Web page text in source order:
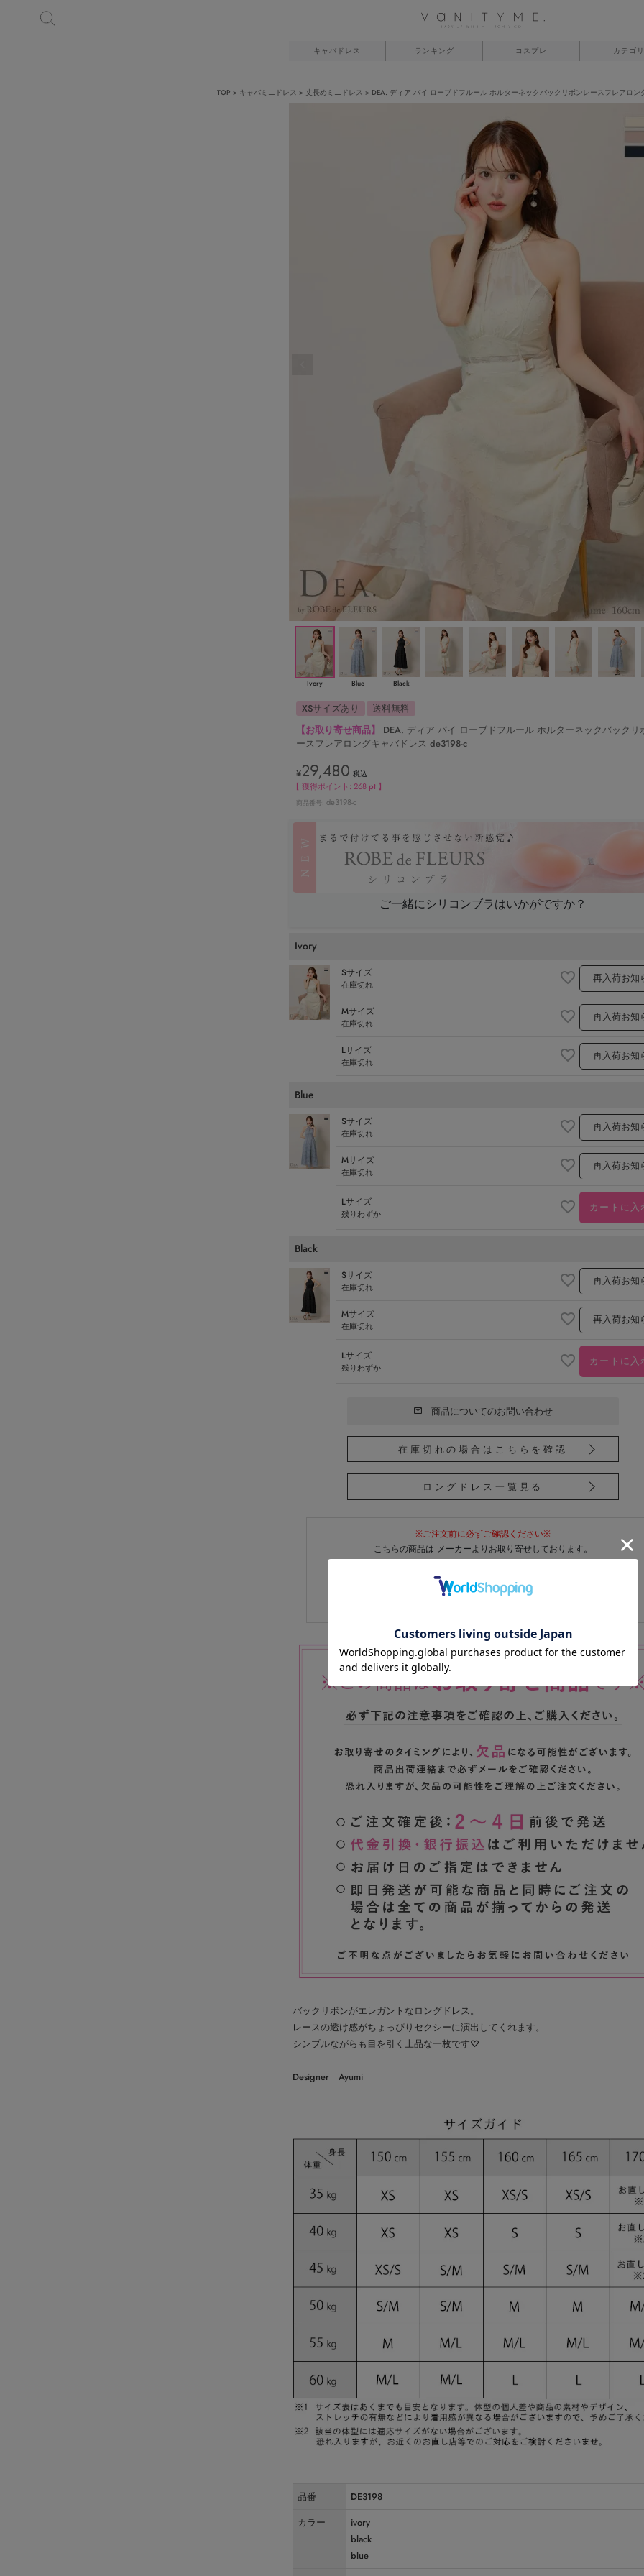
キャバドレス ランキング コスプレ カテゴリ
TOP キャバミニドレス 丈長めミニドレス DEA. ディア バイ ローブドフルール ホルターネックバックリボンレースフレアロン
Ivory Blue Black
XSサイズあり
送料無料
【お取り寄せ商品】
DEA. ディア バイ ローブドフルール ホルターネックバックリ
ースフレアロングキャバドレス de3198-c
¥29,480 税込
【 獲得ポイント:268 pt 】
商品番号 de3198-c
ご一緒にシリコンブラはいかがですか？
Ivory
Sサイズ
在庫切れ 再入荷お知
Mサイズ
在庫切れ 再入荷お知
Lサイズ
在庫切れ 再入荷お知
Blue
Sサイズ
在庫切れ 再入荷お知
Mサイズ
在庫切れ 再入荷お知
Lサイズ
残りわずか カートに入
Black
Sサイズ
在庫切れ 再入荷お知
Mサイズ
在庫切れ 再入荷お知
Lサイズ
残りわずか カートに入
商品についてのお問い合わせ
在庫切れの場合はこちらを確認
ロングドレス一覧見る
※ご注文前に必ずご確認ください※
こちらの商品は メーカーよりお取り寄せしております。
1～2営業日以内にご連絡いたします
あらかじめご了承のうえご注文くださいませ
バックリボンがエレガントなロングドレス。
レースの透け感がちょっぴりセクシーに演出してくれます。
シンプルながらも目を引く上品な一枚です♡
Designer Ayumi
品番
DE3198
カラー
ivory
black
blue